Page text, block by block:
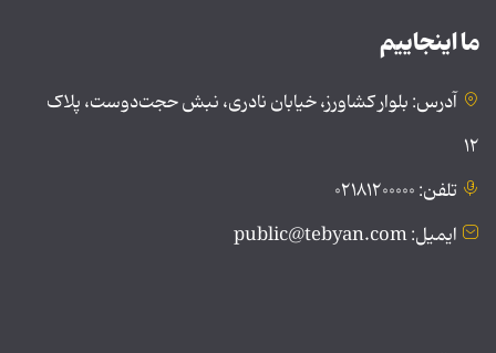
ما اینجاییم
آدرس: بلوار کشاورز، خیابان نادری، نبش حجت‌دوست، پلاک
۱۲
تلفن: ۰۲۱۸۱۲۰۰۰۰۰
ایمیل: public@tebyan.com